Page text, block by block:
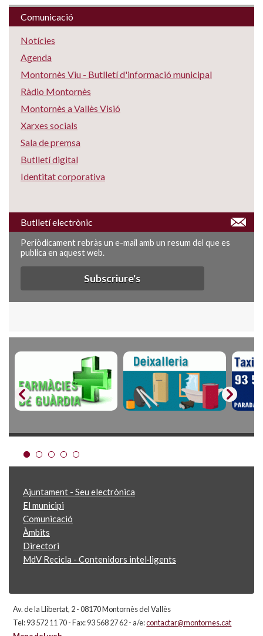
Comunicació
Notícies
Agenda
Montornès Viu - Butlletí d'informació municipal
Ràdio Montornès
Montornès a Vallès Visió
Xarxes socials
Sala de premsa
Butlletí digital
Identitat corporativa
Butlletí electrònic
Periòdicament rebràs un e-mail amb un resum del que es
publica en aquest web.
Subscriure's
Ajuntament - Seu electrònica
El municipi
Comunicació
Àmbits
Directori
MdV Recicla - Contenidors intel·ligents
Av. de la Llibertat, 2 - 08170 Montornès del Vallès
Tel: 93 572 11 70 - Fax: 93 568 27 62 - a/e:contactar@montornes.cat